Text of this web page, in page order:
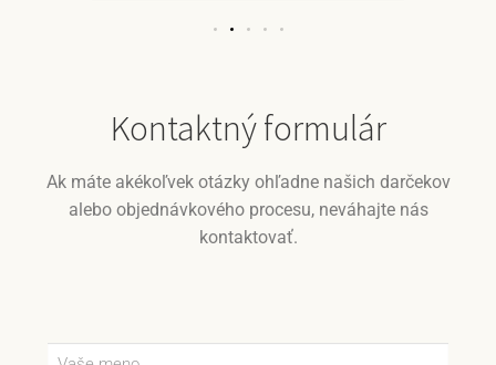
Kontaktný formulár
Ak máte akékoľvek otázky ohľadne našich darčekov
alebo objednávkového procesu, neváhajte nás
kontaktovať.